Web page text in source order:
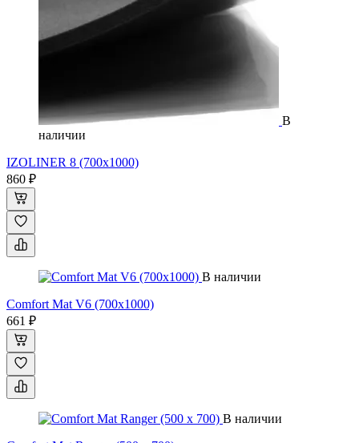
В
наличии
IZOLINER 8 (700x1000)
860 ₽
В наличии
Comfort Mat V6 (700x1000)
661 ₽
В наличии